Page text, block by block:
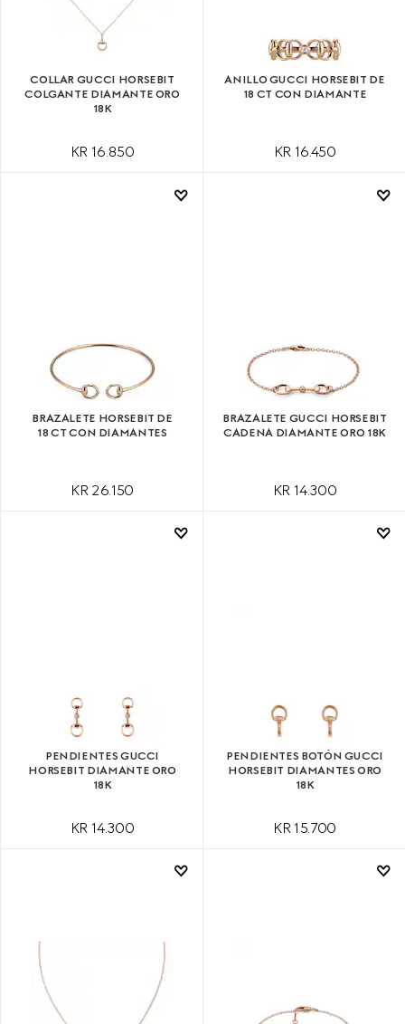
COLLAR GUCCI HORSEBIT
COLGANTE DIAMANTE ORO
18K
KR 16.850
ANILLO GUCCI HORSEBIT DE
18 CT CON DIAMANTE
KR 16.450
BRAZALETE HORSEBIT DE
18 CT CON DIAMANTES
KR 26.150
BRAZALETE GUCCI HORSEBIT
CADENA DIAMANTE ORO 18K
KR 14.300
PENDIENTES GUCCI
HORSEBIT DIAMANTE ORO
18K
KR 14.300
PENDIENTES BOTÓN GUCCI
HORSEBIT DIAMANTES ORO
18K
KR 15.700